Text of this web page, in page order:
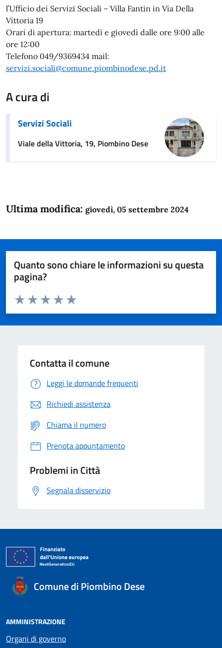
l’Ufficio dei Servizi Sociali – Villa Fantin in Via Della
Vittoria 19
Orari di apertura: martedì e giovedì dalle ore 9:00 alle
ore 12:00
Telefono 049/9369434 mail:
servizi.sociali@comune.piombinodese.pd.it
A cura di
Servizi Sociali
Viale della Vittoria, 19, Piombino Dese
Ultima modifica: giovedì, 05 settembre 2024
Quanto sono chiare le informazioni su questa
pagina?
Domanda
Valuta da 1 a 5 stelle la pagina
Valuta 5 stelle su 5
Valuta 4 stelle su 5
Valuta 3 stelle su 5
Valuta 2 stelle su 5
Valuta 1 stelle su 5
Contatta il comune
Leggi le domande frequenti
Richiedi assistenza
Chiama il numero
Prenota appuntamento
Problemi in Città
Segnala disservizio
Comune di Piombino Dese
AMMINISTRAZIONE
Organi di governo